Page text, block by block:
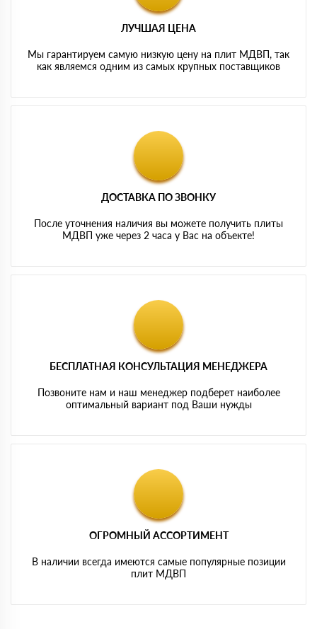
ЛУЧШАЯ ЦЕНА
Мы гарантируем самую низкую цену на плит МДВП, так
как являемся одним из самых крупных поставщиков
ДОСТАВКА ПО ЗВОНКУ
После уточнения наличия вы можете получить плиты
МДВП уже через 2 часа у Вас на объекте!
БЕСПЛАТНАЯ КОНСУЛЬТАЦИЯ МЕНЕДЖЕРА
Позвоните нам и наш менеджер подберет наиболее
оптимальный вариант под Ваши нужды
ОГРОМНЫЙ АССОРТИМЕНТ
В наличии всегда имеются самые популярные позиции
плит МДВП